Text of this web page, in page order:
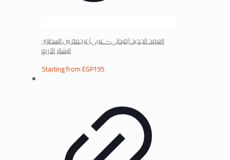
العهد الجديد (قبطي – عربي) ترجمة بين السطور:
البشائر الأربع
Starting fromEGP195